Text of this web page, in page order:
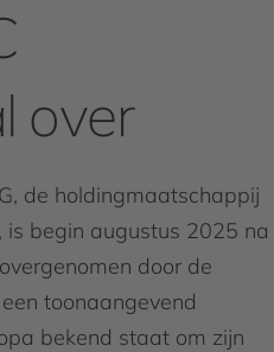
over
de holdingmaatschappij
begin augustus 2025 na
door de
toonaangevend
bekend staat om zijn